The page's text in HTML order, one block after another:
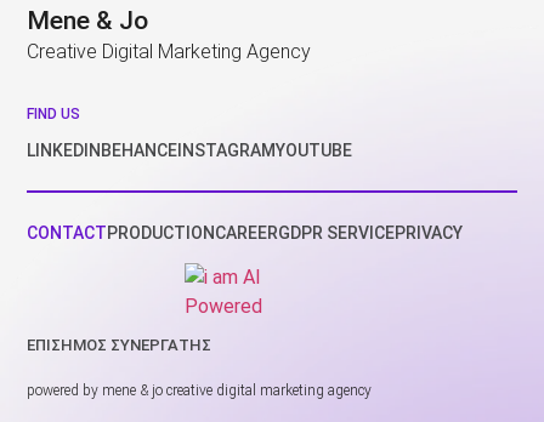
Mene & Jo
Creative Digital Marketing Agency
FIND US
LINKEDIN BEHANCE INSTAGRAMYOUTUBE
CONTACTPRODUCTIONCAREERGDPR SERVICEPRIVACY
powered by mene & jo creative digital marketing agency
ΕΠΙΣΗΜΟΣ ΣΥΝΕΡΓΑΤΗΣ